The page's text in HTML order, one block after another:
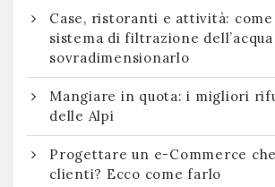
Case, ristoranti e attività:
sistema di filtrazione
sovradimensionarlo
Mangiare in quota: i migliori
delle Alpi
Progettare un e-Commerce
clienti? Ecco come farlo